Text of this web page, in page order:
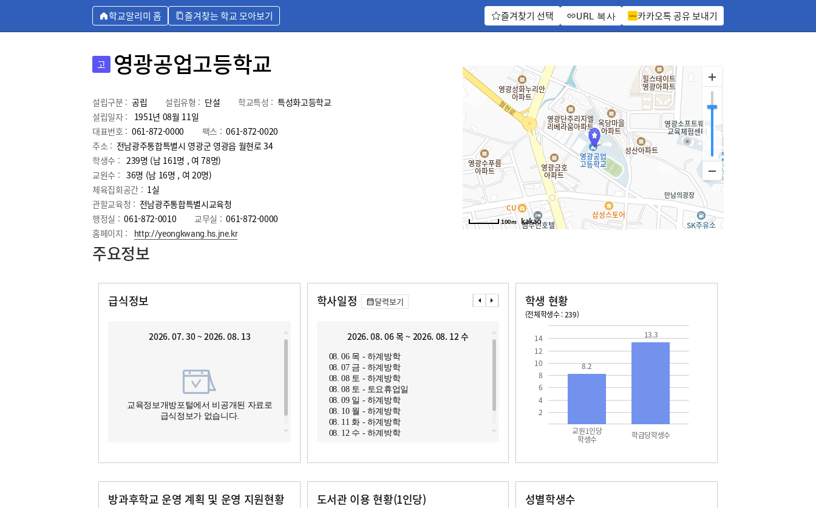
학교알리미 홈 즐겨찾는 학교 모아보기 즐겨찾기 선택 URL 복사 카카오톡 공유 보내기
고 영광공업고등학교
설립구분 : 공립 설립유형 : 단설 학교특성 : 특성화고등학교
설립일자 :
1951년 08월 11일
대표번호 : 061-872-0000 팩스 : 061-872-0020
주소 : 전남광주통합특별시 영광군 영광읍 월현로 34
학생수 : 239명 (남 161명 , 여 78명)
교원수 : 36명 (남 16명 , 여 20명)
체육집회공간 : 1실
관할교육청 : 전남광주통합특별시교육청
행정실 : 061-872-0010 교무실 : 061-872-0000
홈페이지 :
http://yeongkwang.hs.jne.kr
100m
주요정보
급식정보
2026. 07. 30 ~ 2026. 08. 13
교육정보개방포털에서 비공개된 자료로
급식정보가 없습니다.
학사일정 달력보기
2026. 08. 06 목 ~ 2026. 08. 12 수
08. 06 목 - 하계방학
08. 07 금 - 하계방학
08. 08 토 - 하계방학
08. 08 토 - 토요휴업일
08. 09 일 - 하계방학
08. 10 월 - 하계방학
08. 11 화 - 하계방학
08. 12 수 - 하계방학
2026. 08. 13 목 ~ 2026. 08. 19 수
08. 14 금 - 하계방학
08. 15 토 - 하계방학
08. 15 토 - 광복절
08. 16 일 - 하계방학
08. 17 월 - 하계방학
08. 17 월 - 대체공휴일
08. 18 화 - 하계방학
학생 현황
(전체학생수 : 239)
2
4
6
8
10
12
14
교원1인당
학생수 학급당학생수
8.2
13.3
방과후학교 운영 계획 및 운영 지원현황 도서관 이용 현황(1인당) 성별학생수